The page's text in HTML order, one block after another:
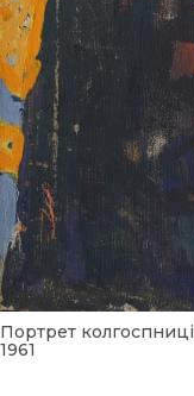
Портрет колгоспниці
1961